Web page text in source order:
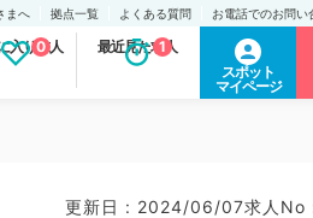
まへ 拠点一覧 よくある質問 お電話でのお問い
入り求人
0 最近見た求人
1
スポット
マイページ
更新日 : 2024/06/07求人No